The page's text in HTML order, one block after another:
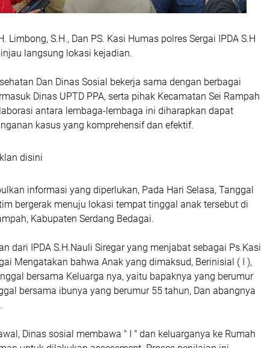
Limbong, S.H., Dan PS. Kasi Humas polres Sergai IPDA S.H
langsung lokasi kejadian.
Dan Dinas Sosial bekerja sama dengan berbagai
Dinas UPTD PPA, serta pihak Kecamatan Sei Rampah
antara lembaga-lembaga ini diharapkan dapat
kasus yang komprehensif dan efektif.
disini
informasi yang diperlukan, Pada Hari Selasa, Tanggal
bergerak menuju lokasi tempat tinggal anak tersebut di
Kabupaten Serdang Bedagai.
dari IPDA S.H.Nauli Siregar yang menjabat sebagai Ps.Kasi
Mengatakan bahwa Anak yang dimaksud, Berinisial ( I ),
bersama Keluarga nya, yaitu bapaknya yang berumur
bersama ibunya yang berumur 55 tahun, Dan abangnya
Dinas sosial membawa " I " dan keluarganya ke Rumah